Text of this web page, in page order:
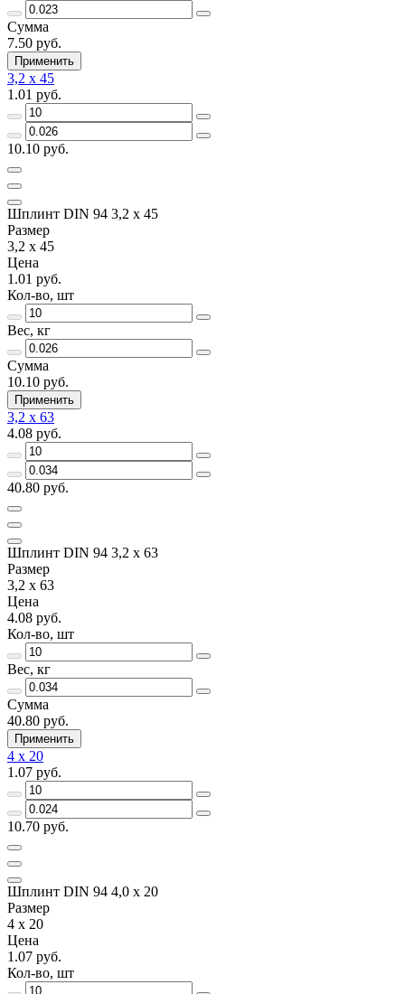
Сумма
7.50 руб.
Применить
3,2 x 45
1.01 руб.
10.10 руб.
Шплинт DIN 94 3,2 x 45
Размер
3,2 x 45
Цена
1.01 руб.
Кол-во, шт
Вес, кг
Сумма
10.10 руб.
Применить
3,2 x 63
4.08 руб.
40.80 руб.
Шплинт DIN 94 3,2 x 63
Размер
3,2 x 63
Цена
4.08 руб.
Кол-во, шт
Вес, кг
Сумма
40.80 руб.
Применить
4 х 20
1.07 руб.
10.70 руб.
Шплинт DIN 94 4,0 х 20
Размер
4 х 20
Цена
1.07 руб.
Кол-во, шт